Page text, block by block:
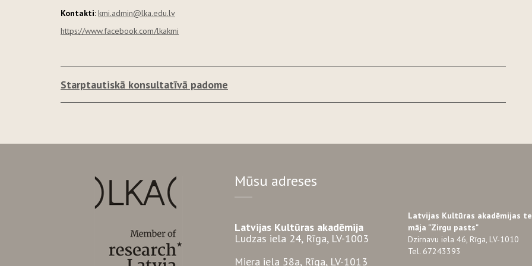
Kontakti: kmi.admin@lka.edu.lv
https://www.facebook.com/lkakmi
Starptautiskā konsultatīvā padome
Mūsu adreses
Latvijas Kultūras akadēmija
Ludzas iela 24, Rīga, LV-1003
Miera iela 58a, Rīga, LV-1013
Latvijas Kultūras akadēmijas
māja "Zirgu pasts"
Dzirnavu iela 46, Rīga, LV-1010
Tel. 67243393